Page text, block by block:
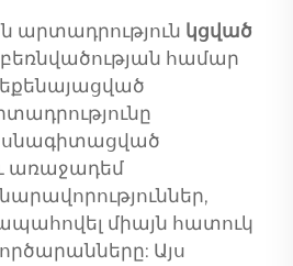
արտադրություն կցված
համար
առաջադեմ
միայն հատուկ
Այս